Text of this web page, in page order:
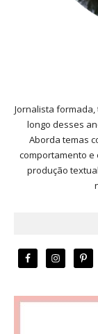
Jornalista
longo desses
Aborda temas
comportamento e
produção